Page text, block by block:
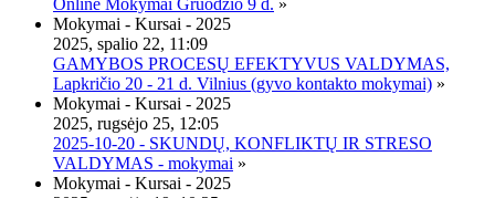
Online Mokymai Gruodžio 9 d. »
Mokymai - Kursai - 2025
2025, spalio 22, 11:09
GAMYBOS PROCESŲ EFEKTYVUS VALDYMAS,
Lapkričio 20 - 21 d. Vilnius (gyvo kontakto mokymai) »
Mokymai - Kursai - 2025
2025, rugsėjo 25, 12:05
2025-10-20 - SKUNDŲ, KONFLIKTŲ IR STRESO
VALDYMAS - mokymai »
Mokymai - Kursai - 2025